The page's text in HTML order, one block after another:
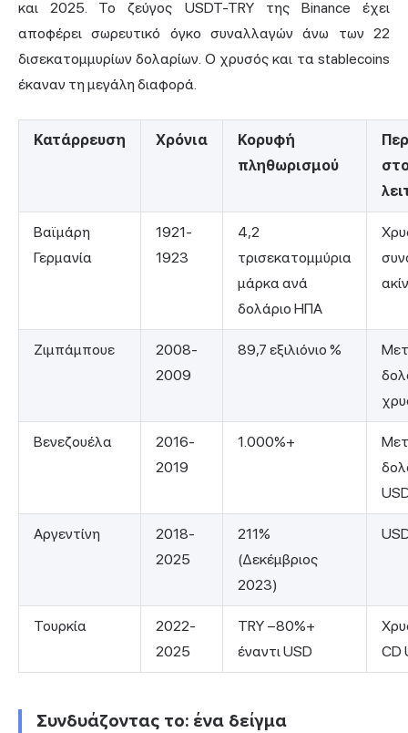
και 2025. Το ζεύγος USDT-TRY της Binance έχει
αποφέρει σωρευτικό όγκο συναλλαγών άνω των 22
δισεκατομμυρίων δολαρίων. Ο χρυσός και τα stablecoins
έκαναν τη μεγάλη διαφορά.
Κατάρρευση Χρόνια
Κορυφή
πληθωρισμού
Βαϊμάρη
Γερμανία
1921-
1923
4,2
τρισεκατομμύρια
μάρκα ανά
δολάριο ΗΠΑ
Ζιμπάμπουε
2008-
2009
89,7 εξιλιόνιο %
Βενεζουέλα
2016-
2019
1.000%+
Αργεντίνη
2018-
2025
211%
(Δεκέμβριος
2023)
Τουρκία
2022-
2025
TRY −80%+
έναντι USD
CD
Συνδυάζοντας το: ένα δείγμα